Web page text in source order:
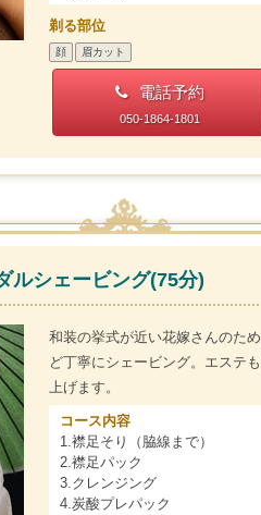
剃る部位
顔 眉カット
電話予約
050-1864-1801
ルシェービング(75分)
和装の挙式が近い花嫁さんのた
ど丁寧にシェービング。エステ
上げます。
コース内容
1.襟足そり（脇線まで）
2.襟足パック
3.クレンジング
4.炭酸プレパック